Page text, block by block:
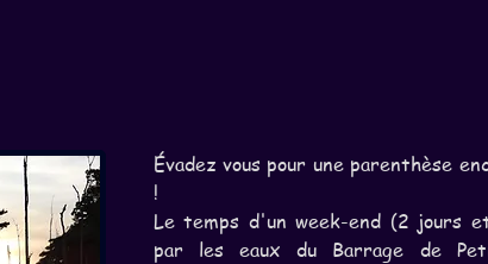
Évadez vous pour une parenthèse
!
Le temps d'un week-end (2 jours
par les eaux du Barrage de